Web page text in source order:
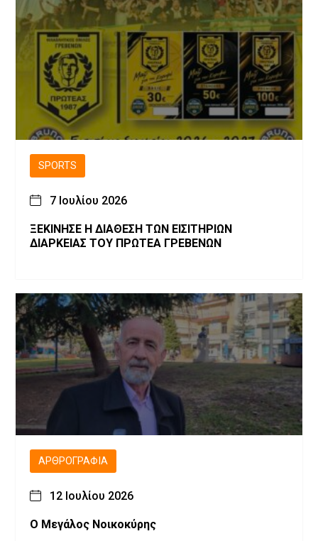
SPORTS
7 Ιουλίου 2026
ΞΕΚΙΝΗΣΕ Η ΔΙΑΘΕΣΗ ΤΩΝ ΕΙΣΙΤΗΡΙΩΝ
ΔΙΑΡΚΕΙΑΣ ΤΟΥ ΠΡΩΤΕΑ ΓΡΕΒΕΝΩΝ
ΑΡΘΡΟΓΡΑΦΊΑ
12 Ιουλίου 2026
Ο Μεγάλος Νοικοκύρης